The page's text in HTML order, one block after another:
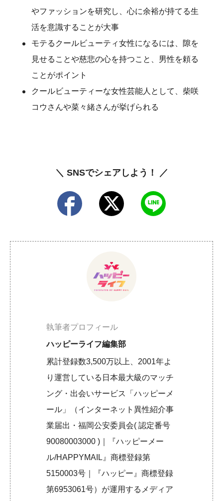
やファッションを研究し、心に余裕が持てる生
活を意識することが大事
モテるクールビューティ女性になるには、隙を
見せることや慈悲の心を持つこと、男性を頼る
ことがポイント
クールビューティーな女性芸能人として、柴咲
コウさんや菜々緒さんが挙げられる
＼ SNSでシェアしよう！ ／
執筆者プロフィール
ハッピーライフ編集部
累計登録数3,500万以上、2001年よ
り運営している日本最大級のマッチ
ング・出会いサービス「ハッピーメ
ール」（インターネット異性紹介事
業届出・福岡公安委員会( 認定番号
90080003000 )｜『ハッピーメー
ル/HAPPYMAIL』商標登録第
5150003号｜『ハッピー』商標登録
第6953061号）が運用するメディア